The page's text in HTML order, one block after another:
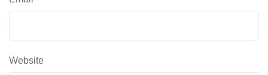
Website